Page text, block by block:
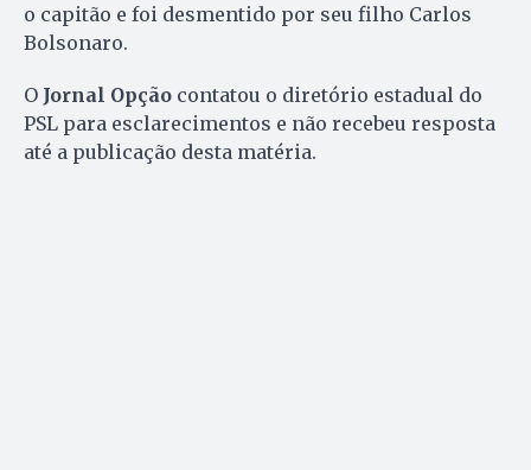
o capitão e foi desmentido por seu filho Carlos
Bolsonaro.
O Jornal Opção contatou o diretório estadual do
PSL para esclarecimentos e não recebeu resposta
até a publicação desta matéria.